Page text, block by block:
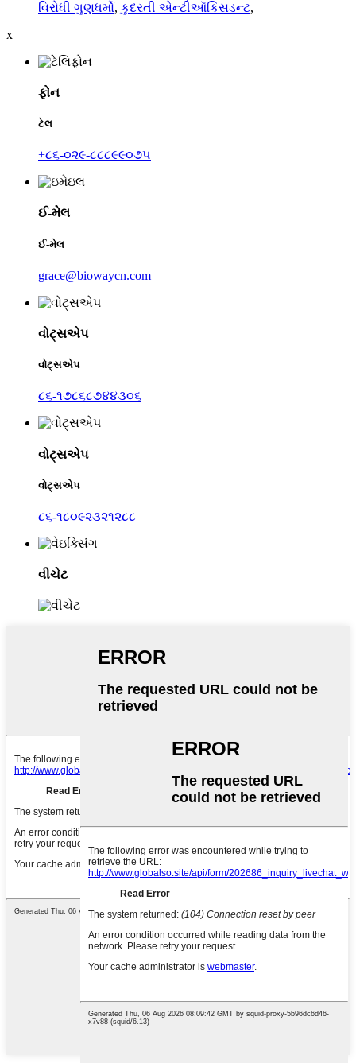
વિરોધી ગુણધર્મો, કુદરતી એન્ટીઑકિસડન્ટ,
x
ફોન
ટેલ
+૮૬-૦૨૯-૮૮૮૯૯૦૭૫
ઈ-મેલ
ઈ-મેલ
grace@biowaycn.com
વોટ્સએપ
વોટ્સએપ
૮૬-૧૭૮૬૮૭૪૪૩૦૬
વોટ્સએપ
વોટ્સએપ
૮૬-૧૮૦૯૨૩૨૧૨૮૮
વીચેટ